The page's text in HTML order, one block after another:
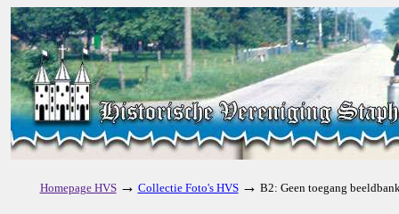
Homepage HVS → Collectie Foto's HVS → B2: Geen toegang